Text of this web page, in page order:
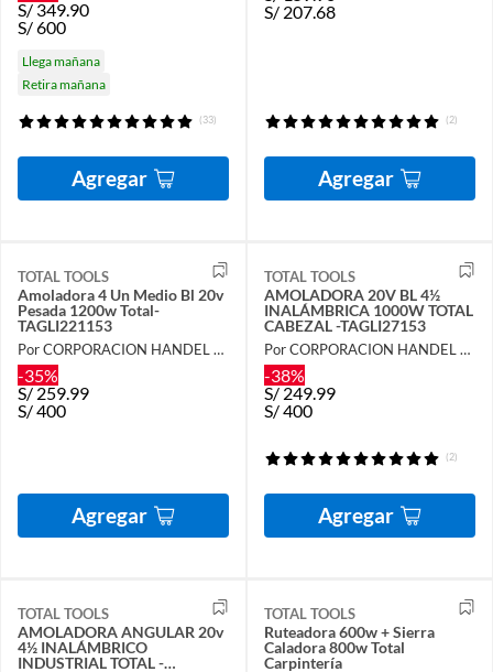
S/349.90
S/600
Llega mañana
Retira mañana
(33)
Agregar
S/ 207.68
(2)
Agregar
TOTAL TOOLS
Amoladora 4 Un Medio Bl 20v
Pesada 1200w Total-
TAGLI221153
Por CORPORACION HANDEL SAC
-35%
S/259.99
S/400
Agregar
TOTAL TOOLS
AMOLADORA 20V BL 4½
INALÁMBRICA 1000W TOTAL
CABEZAL -TAGLI27153
Por CORPORACION HANDEL SAC
-38%
S/249.99
S/400
(2)
Agregar
TOTAL TOOLS
AMOLADORA ANGULAR 20v
4½ INALÁMBRICO
INDUSTRIAL TOTAL -
TOTAL TOOLS
Ruteadora 600w + Sierra
Caladora 800w Total
Carpintería